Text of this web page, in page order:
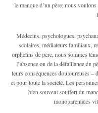
le manque d’un père, nous
Médecins, psychologues,
scolaires, médiateurs familiaux,
orphelins de père, nous sommes
l’absence ou de la défaillance du
leurs conséquences douloureuses –
et pour toute la société. Les
bien souvent souffert du
monoparentales